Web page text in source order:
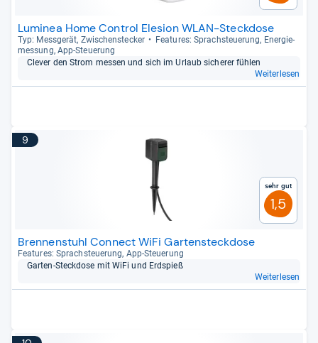
Luminea Home Control Elesion WLAN-Steckdose
Typ: Mess­ge­rät, Zwi­schen­ste­cker
Fea­tu­res: Sprach­steue­rung, Ener­gie­
mes­sung, App-​Steue­rung
Cle­ver den Strom mes­sen und sich im Urlaub siche­rer füh­len
Weiterlesen
9
Sehr gut
1,5
Brennenstuhl Connect WiFi Gartensteckdose
Fea­tu­res: Sprach­steue­rung, App-​Steue­rung
Gar­ten-​Steck­dose mit WiFi und Erd­spieß
Weiterlesen